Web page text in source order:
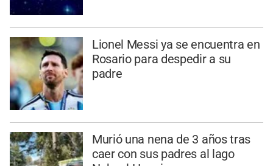
Lionel Messi ya se encuentra en
Rosario para despedir a su
padre
Murió una nena de 3 años tras
caer con sus padres al lago